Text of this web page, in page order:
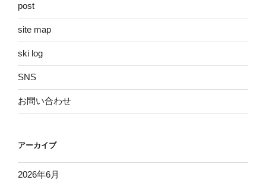
post
site map
ski log
SNS
お問い合わせ
アーカイブ
2026年6月